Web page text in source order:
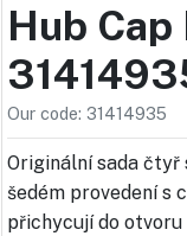
Hub
Our code: 31414935
Originální sada
šedém provedení s
přichycují do